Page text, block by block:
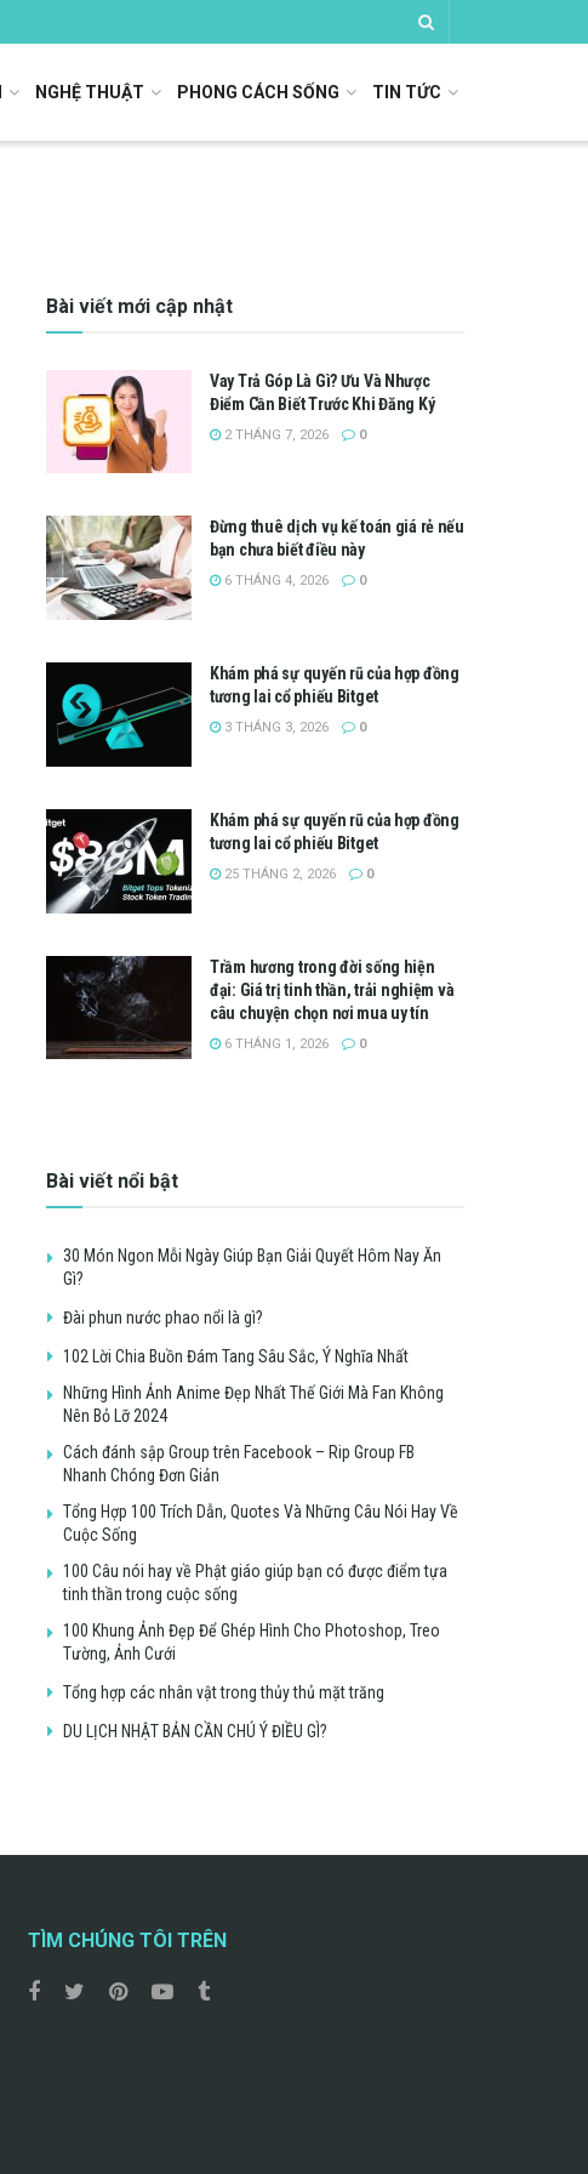
NGHỆ THUẬT PHONG CÁCH SỐNG TIN TỨC
Bài viết mới cập nhật
Vay Trả Góp Là Gì? Ưu Và Nhược
Điểm Cần Biết Trước Khi Đăng Ký
2 THÁNG 7, 2026 0
Đừng thuê dịch vụ kế toán giá rẻ nếu
bạn chưa biết điều này
6 THÁNG 4, 2026 0
Khám phá sự quyến rũ của hợp đồng
tương lai cổ phiếu Bitget
3 THÁNG 3, 2026 0
Khám phá sự quyến rũ của hợp đồng
tương lai cổ phiếu Bitget
25 THÁNG 2, 2026 0
Trầm hương trong đời sống hiện
đại: Giá trị tinh thần, trải nghiệm và
câu chuyện chọn nơi mua uy tín
6 THÁNG 1, 2026 0
Bài viết nổi bật
30 Món Ngon Mỗi Ngày Giúp Bạn Giải Quyết Hôm Nay Ăn
Gì?
Đài phun nước phao nổi là gì?
102 Lời Chia Buồn Đám Tang Sâu Sắc, Ý Nghĩa Nhất
Những Hình Ảnh Anime Đẹp Nhất Thế Giới Mà Fan Không
Nên Bỏ Lỡ 2024
Cách đánh sập Group trên Facebook – Rip Group FB
Nhanh Chóng Đơn Giản
Tổng Hợp 100 Trích Dẫn, Quotes Và Những Câu Nói Hay Về
Cuộc Sống
100 Câu nói hay về Phật giáo giúp bạn có được điểm tựa
tinh thần trong cuộc sống
100 Khung Ảnh Đẹp Để Ghép Hình Cho Photoshop, Treo
Tường, Ảnh Cưới
Tổng hợp các nhân vật trong thủy thủ mặt trăng
DU LỊCH NHẬT BẢN CẦN CHÚ Ý ĐIỀU GÌ?
TÌM CHÚNG TÔI TRÊN